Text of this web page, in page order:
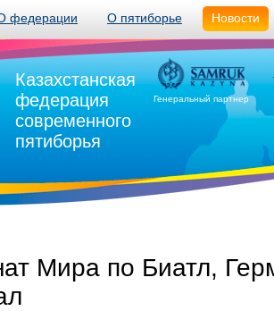
федерации О пятиборье Новости
Казахстанская
федерация
современного
пятиборья
Генеральный партнер
Мира по Биатл,